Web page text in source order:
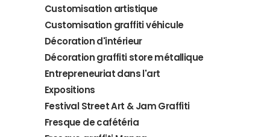
Customisation artistique
Customisation graffiti véhicule
Décoration d'intérieur
Décoration graffiti store métallique
Entrepreneuriat dans l'art
Expositions
Festival Street Art & Jam Graffiti
Fresque de cafétéria